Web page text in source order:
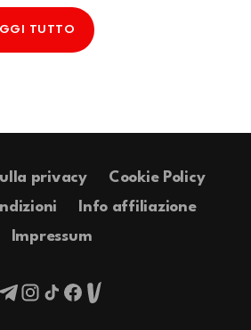
TUTTO
privacy
Cookie Policy
Info affiliazione
Impressum